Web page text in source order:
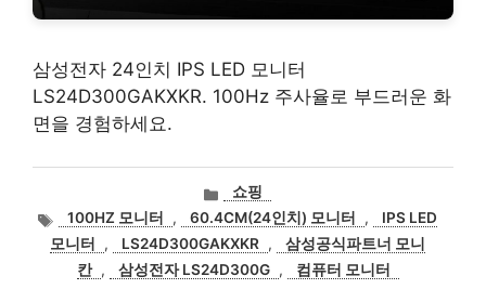
삼성전자 24인치 IPS LED 모니터
LS24D300GAKXKR. 100Hz 주사율로 부드러운 화
면을 경험하세요.
카
테
고
리
쇼핑
태
그
100HZ 모니터 , 60.4CM(24인치) 모니터 ,
IPS LED
모니터
, LS24D300GAKXKR ,
삼성공식파트너 모니
칸 , 삼성전자 LS24D300G , 컴퓨터 모니터